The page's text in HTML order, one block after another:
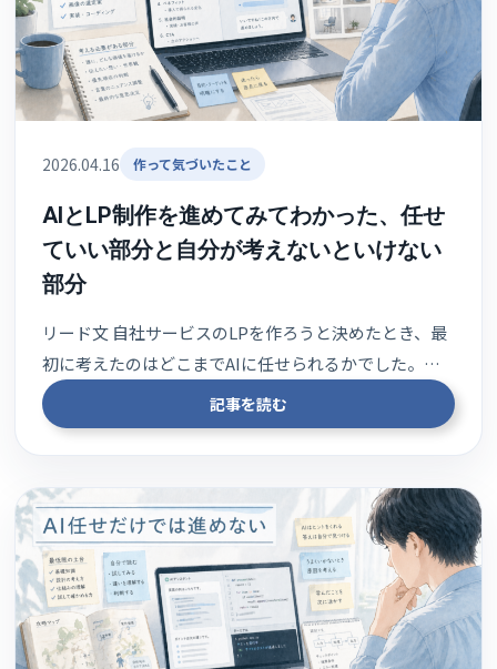
2026.04.16 作って気づいたこと
AIとLP制作を進めてみてわかった、任せ
ていい部分と自分が考えないといけない
部分
リード文 自社サービスのLPを作ろうと決めたとき、最
初に考えたのはどこまでAIに任せられるかでした。…
記事を読む